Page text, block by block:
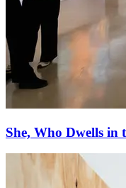
She, Who Dwells in